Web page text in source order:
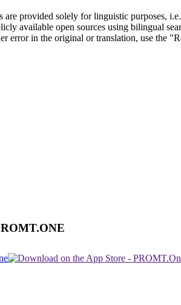
provided solely for linguistic purposes,
available open sources using bilingual
error in the original or translation, use the